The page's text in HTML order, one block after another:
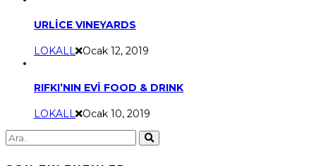
URLİCE VINEYARDS
LOKALL Ocak 12, 2019
RIFKI’NIN EVİ FOOD & DRINK
LOKALL Ocak 10, 2019